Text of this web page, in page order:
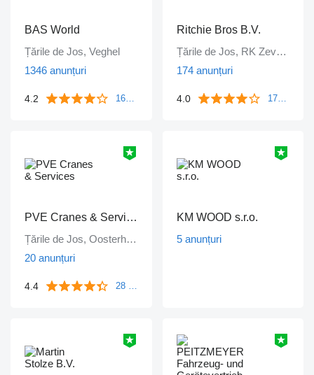
BAS World
Țările de Jos, Veghel
1346 anunțuri
4.2 1671 comentarii
Ritchie Bros B.V.
Țările de Jos, RK Zevenbergen
174 anunțuri
4.0 172 comentarii
PVE Cranes & Services
Țările de Jos, Oosterhout
20 anunțuri
4.4 28 comentarii
KM WOOD s.r.o.
5 anunțuri